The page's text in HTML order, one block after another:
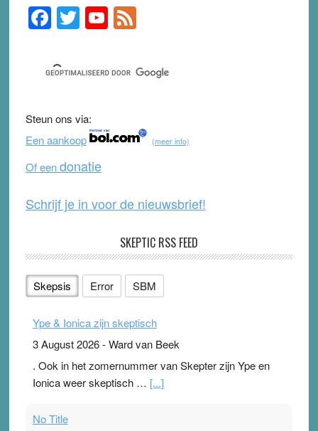
Primary
Sidebar
F
a
c
e
b
o
o
k
T
wi
tt
er
Y
o
u
T
b
e
F
e
d
Steun ons via:
Een aankoop
(meer info)
Of eendonatie
Schrijf je in voor de nieuwsbrief!
SKEPTIC RSS FEED
Skepsis Error SBM
Ype & Ionica zijn skeptisch
3 August 2026-Ward van Beek
. Ook in het zomernummer van Skepter zijn Ype en
Ionica weer skeptisch … [...]
No Title